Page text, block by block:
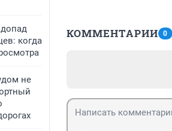
когда
не
КОММЕНТАРИИ 0